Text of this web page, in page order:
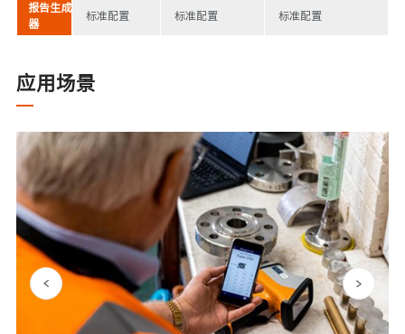
报告生成
器
标准配置 标准配置 标准配置
应用场景